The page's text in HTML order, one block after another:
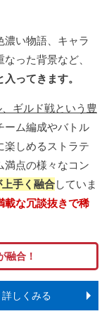
濃い物語、キャラ
った背景など、
ってきます。
ギルド戦という豊
ーム編成やバトル
楽しめるストラテ
満点の様々なコン
上手く融合していま
載な冗談抜きで稀
融合！
詳しくみる